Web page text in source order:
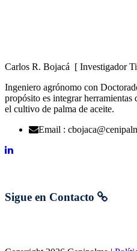
Carlos R. Bojacá [ Investigador
Ingeniero agrónomo con
propósito es integrar
el cultivo de palma de aceite.
Email :
Sigue en Contacto